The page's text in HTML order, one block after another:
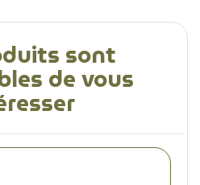
sont
de vous